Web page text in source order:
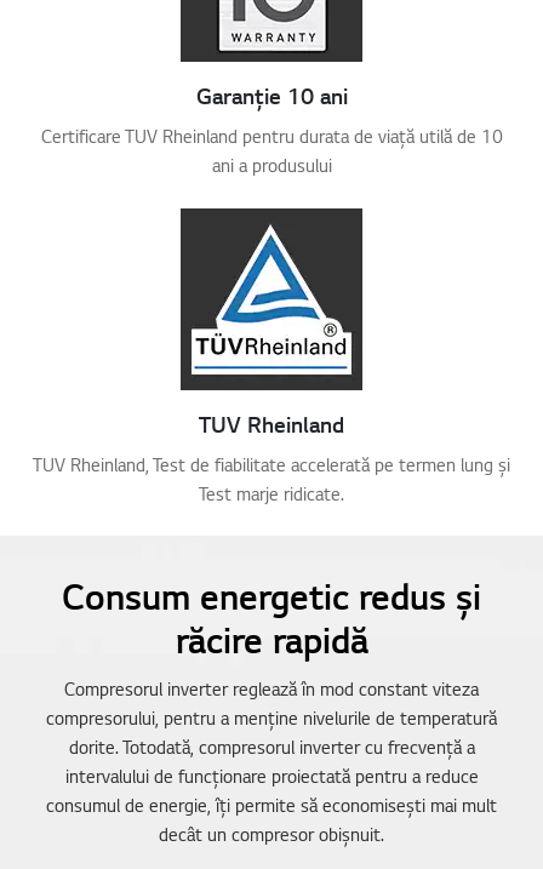
Garanție 10 ani
Certificare TUV Rheinland pentru durata de viață utilă de 10
ani a produsului
TUV Rheinland
TUV Rheinland, Test de fiabilitate accelerată pe termen lung și
Test marje ridicate.
Consum energetic redus și
răcire rapidă
Compresorul inverter reglează în mod constant viteza
compresorului, pentru a menține nivelurile de temperatură
dorite. Totodată, compresorul inverter cu frecvență a
intervalului de funcționare proiectată pentru a reduce
consumul de energie, îți permite să economisești mai mult
decât un compresor obișnuit.